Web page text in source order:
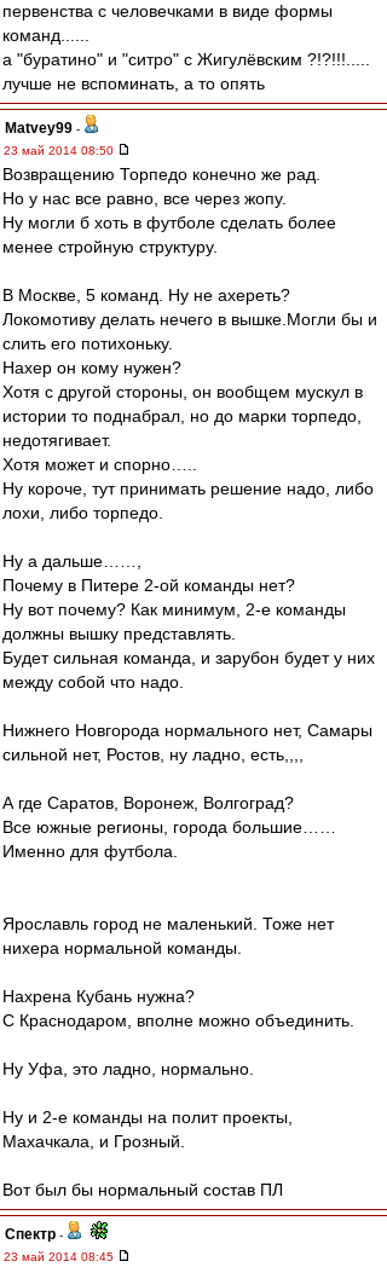
первенства с человечками в виде формы
команд......
а "буратино" и "cитро" с Жигулёвским ?!?!!!.....
лучше не вспоминать, а то опять
Matvey99 -
23 май 2014 08:50
Возвращению Торпедо конечно же рад.
Но у нас все равно, все через жопу.
Ну могли б хоть в футболе сделать более
менее стройную структуру.
В Москве, 5 команд. Ну не ахереть?
Локомотиву делать нечего в вышке.Могли бы и
слить его потихоньку.
Нахер он кому нужен?
Хотя с другой стороны, он вообщем мускул в
истории то поднабрал, но до марки торпедо,
недотягивает.
Хотя может и спорно…..
Ну короче, тут принимать решение надо, либо
лохи, либо торпедо.
Ну а дальше……,
Почему в Питере 2-ой команды нет?
Ну вот почему? Как минимум, 2-е команды
должны вышку представлять.
Будет сильная команда, и зарубон будет у них
между собой что надо.
Нижнего Новгорода нормального нет, Самары
сильной нет, Ростов, ну ладно, есть,,,,
А где Саратов, Воронеж, Волгоград?
Все южные регионы, города большие……
Именно для футбола.
Ярославль город не маленький. Тоже нет
нихера нормальной команды.
Нахрена Кубань нужна?
С Краснодаром, вполне можно объединить.
Ну Уфа, это ладно, нормально.
Ну и 2-е команды на полит проекты,
Махачкала, и Грозный.
Вот был бы нормальный состав ПЛ
Спектр -
23 май 2014 08:45